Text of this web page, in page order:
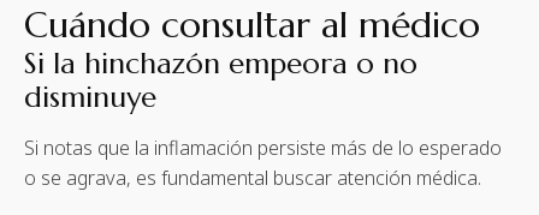
Cuándo consultar al médico
Si la hinchazón empeora o no
disminuye
Si notas que la inflamación persiste más de lo esperado
o se agrava, es fundamental buscar atención médica.